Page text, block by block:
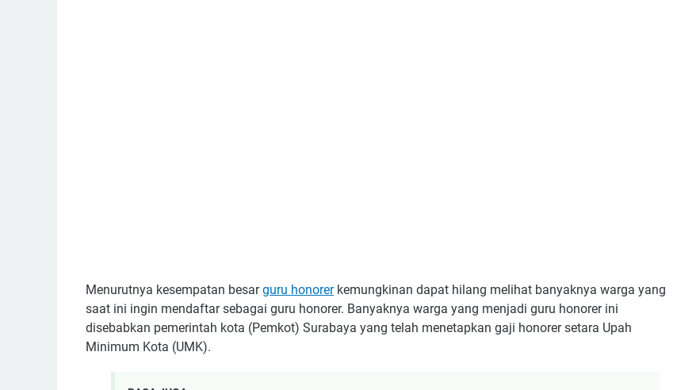
Menurutnya kesempatan besarguru honorerkemungkinan dapat hilang melihat banyaknya warga yang
saat ini ingin mendaftar sebagai guru honorer. Banyaknya warga yang menjadi guru honorer ini
disebabkan pemerintah kota (Pemkot) Surabaya yang telah menetapkan gaji honorer setara Upah
Minimum Kota (UMK).